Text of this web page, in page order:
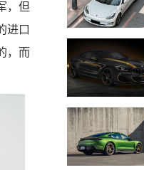
，但
进口
，而